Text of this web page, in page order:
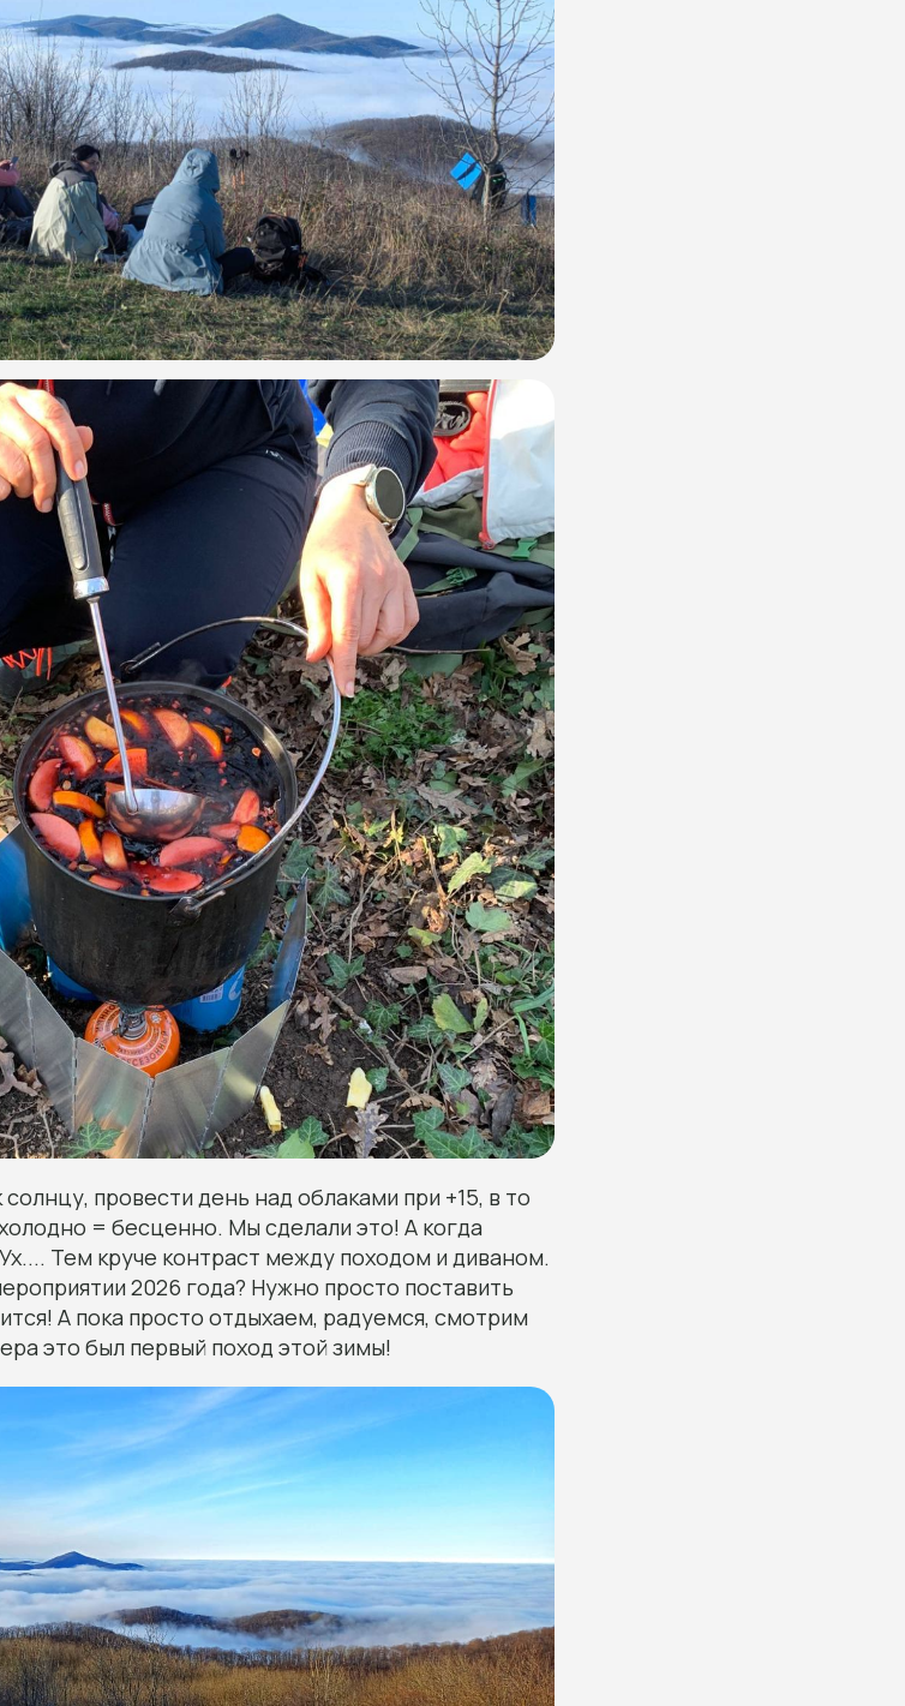
провести день над облаками при +15, в то
= бесценно. Мы сделали это! А когда
Тем круче контраст между походом и диваном.
2026 года? Нужно просто поставить
А пока просто отдыхаем, радуемся, смотрим
это был первый поход этой зимы!